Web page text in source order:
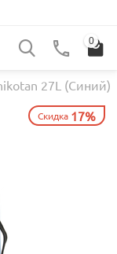
0
27L (Синий)
Скидка 17%